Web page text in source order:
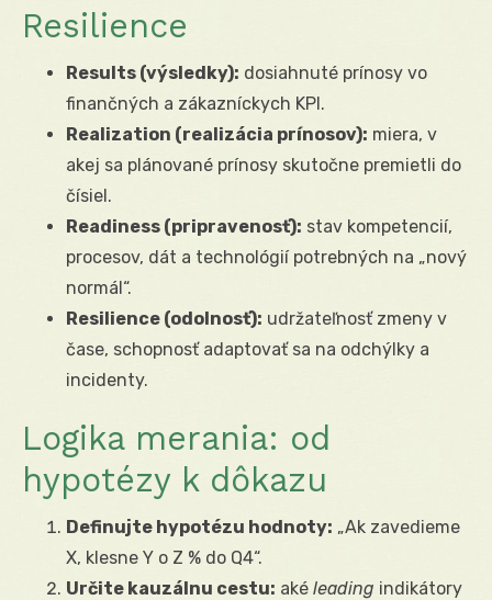
Resilience
Results (výsledky): dosiahnuté prínosy vo
finančných a zákazníckych KPI.
Realization (realizácia prínosov): miera, v
akej sa plánované prínosy skutočne premietli do
čísiel.
Readiness (pripravenosť): stav kompetencií,
procesov, dát a technológií potrebných na „nový
normál“.
Resilience (odolnosť): udržateľnosť zmeny v
čase, schopnosť adaptovať sa na odchýlky a
incidenty.
Logika merania: od
hypotézy k dôkazu
Definujte hypotézu hodnoty: „Ak zavedie­me
X, klesne Y o Z % do Q4“.
Určite kauzálnu cestu: aké leading indikátory